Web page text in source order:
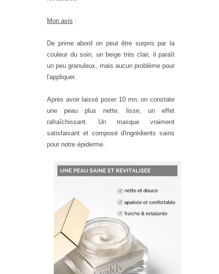
Mon avis :
De prime abord on peut être surpris par la
couleur du soin, un beige très clair, il paraît
un peu granuleux, mais aucun problème pour
l'appliquer.
Après avoir laissé poser 10 mn, on constate
une peau plus nette, lisse, un effet
rafraîchissant. Un masque vraiment
satisfaisant et composé d'ingrédients sains
pour notre épiderme.